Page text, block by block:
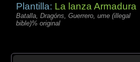
Plantilla: La lanza Armadura
Batalla, Dragóns, Guerrero, ume (illegal
bible)% original